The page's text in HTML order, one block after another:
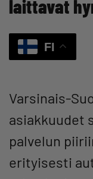
laittavat
FI
Varsinais-
asiakkuudet
palvelun
erityisesti